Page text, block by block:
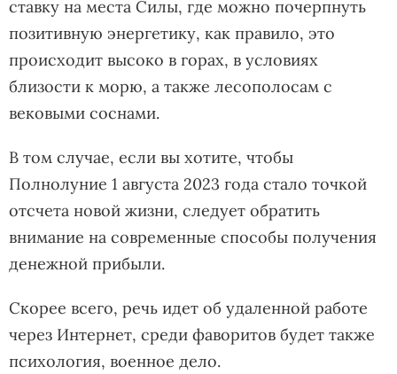
ставку на места Силы, где можно почерпнуть
позитивную энергетику, как правило, это
происходит высоко в горах, в условиях
близости к морю, а также лесополосам с
вековыми соснами.
В том случае, если вы хотите, чтобы
Полнолуние 1 августа 2023 года стало точкой
отсчета новой жизни, следует обратить
внимание на современные способы получения
денежной прибыли.
Скорее всего, речь идет об удаленной работе
через Интернет, среди фаворитов будет также
психология, военное дело.